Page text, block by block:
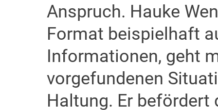
Anspruch. Hauke
Format beispielhaft
Informationen, geht
vorgefundenen
Haltung. Er befördert